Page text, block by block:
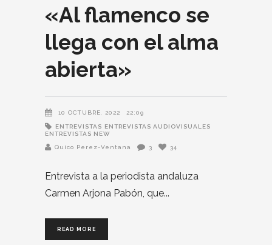
«Al flamenco se
llega con el alma
abierta»
10 OCTUBRE, 2022 22:09
ENTREVISTAS
ENTREVISTAS AUDIOVISUALES
ENTREVISTAS NEW
Quico Perez-Ventana
3 34
Entrevista a la periodista andaluza
Carmen Arjona Pabón, que
READ MORE